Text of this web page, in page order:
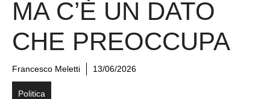
MA C’È UN DATO
CHE PREOCCUPA
Francesco Meletti 13/06/2026
Politica